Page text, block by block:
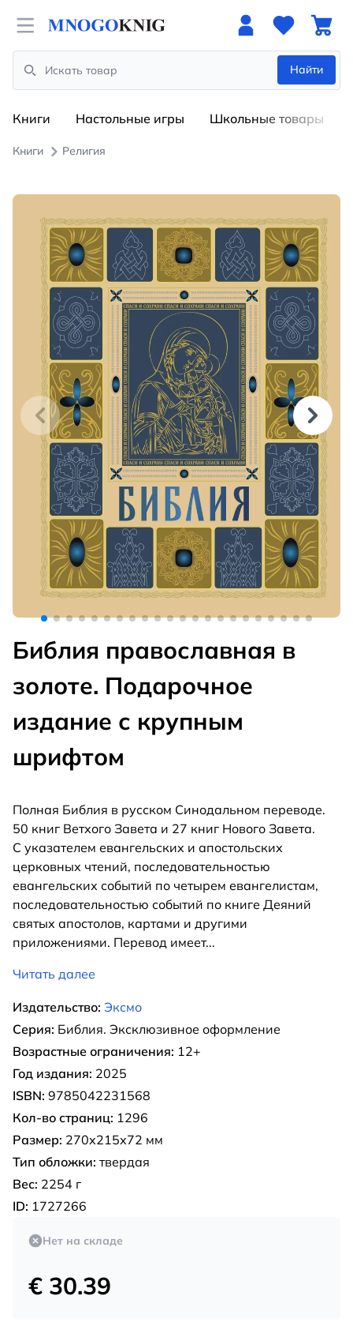
Open menu
Search
Найти
Книги Настольные игры Школьные товары
Книги Религия
Библия православная в
золоте. Подарочное
издание с крупным
шрифтом
Полная Библия в русском Синодальном переводе.
50 книг Ветхого Завета и 27 книг Нового Завета.
С указателем евангельских и апостольских
церковных чтений, последовательностью
евангельских событий по четырем евангелистам,
последовательностью событий по книге Деяний
святых апостолов, картами и другими
приложениями. Перевод имеет...
Читать далее
Издательство: Эксмо
Серия: Библия. Эксклюзивное оформление
Возрастные ограничения: 12+
Год издания: 2025
ISBN: 9785042231568
Кол-во страниц: 1296
Размер: 270х215х72 мм
Тип обложки: твердая
Вес: 2254 г
ID: 1727266
Нет на складе
€ 30.39